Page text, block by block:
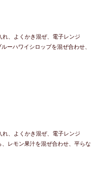
、よくかき混ぜ、電子レンジ
ーハワイシロップを混ぜ合わせ、
、よくかき混ぜ、電子レンジ
レモン果汁を混ぜ合わせ、平らな